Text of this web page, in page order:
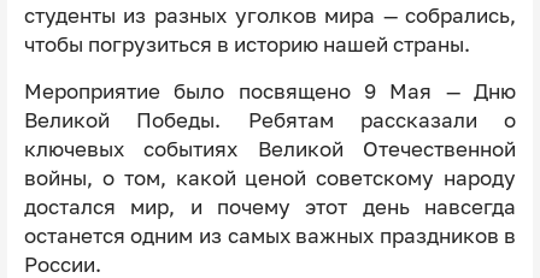
студенты из разных уголков мира — собрались,
чтобы погрузиться в историю нашей страны.
Мероприятие было посвящено 9 Мая — Дню
Великой Победы. Ребятам рассказали о
ключевых событиях Великой Отечественной
войны, о том, какой ценой советскому народу
достался мир, и почему этот день навсегда
останется одним из самых важных праздников в
России.